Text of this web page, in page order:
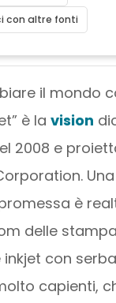
con altre fonti
il mondo
è la vision
2008 e
è
delle
inkjet con
capienti,